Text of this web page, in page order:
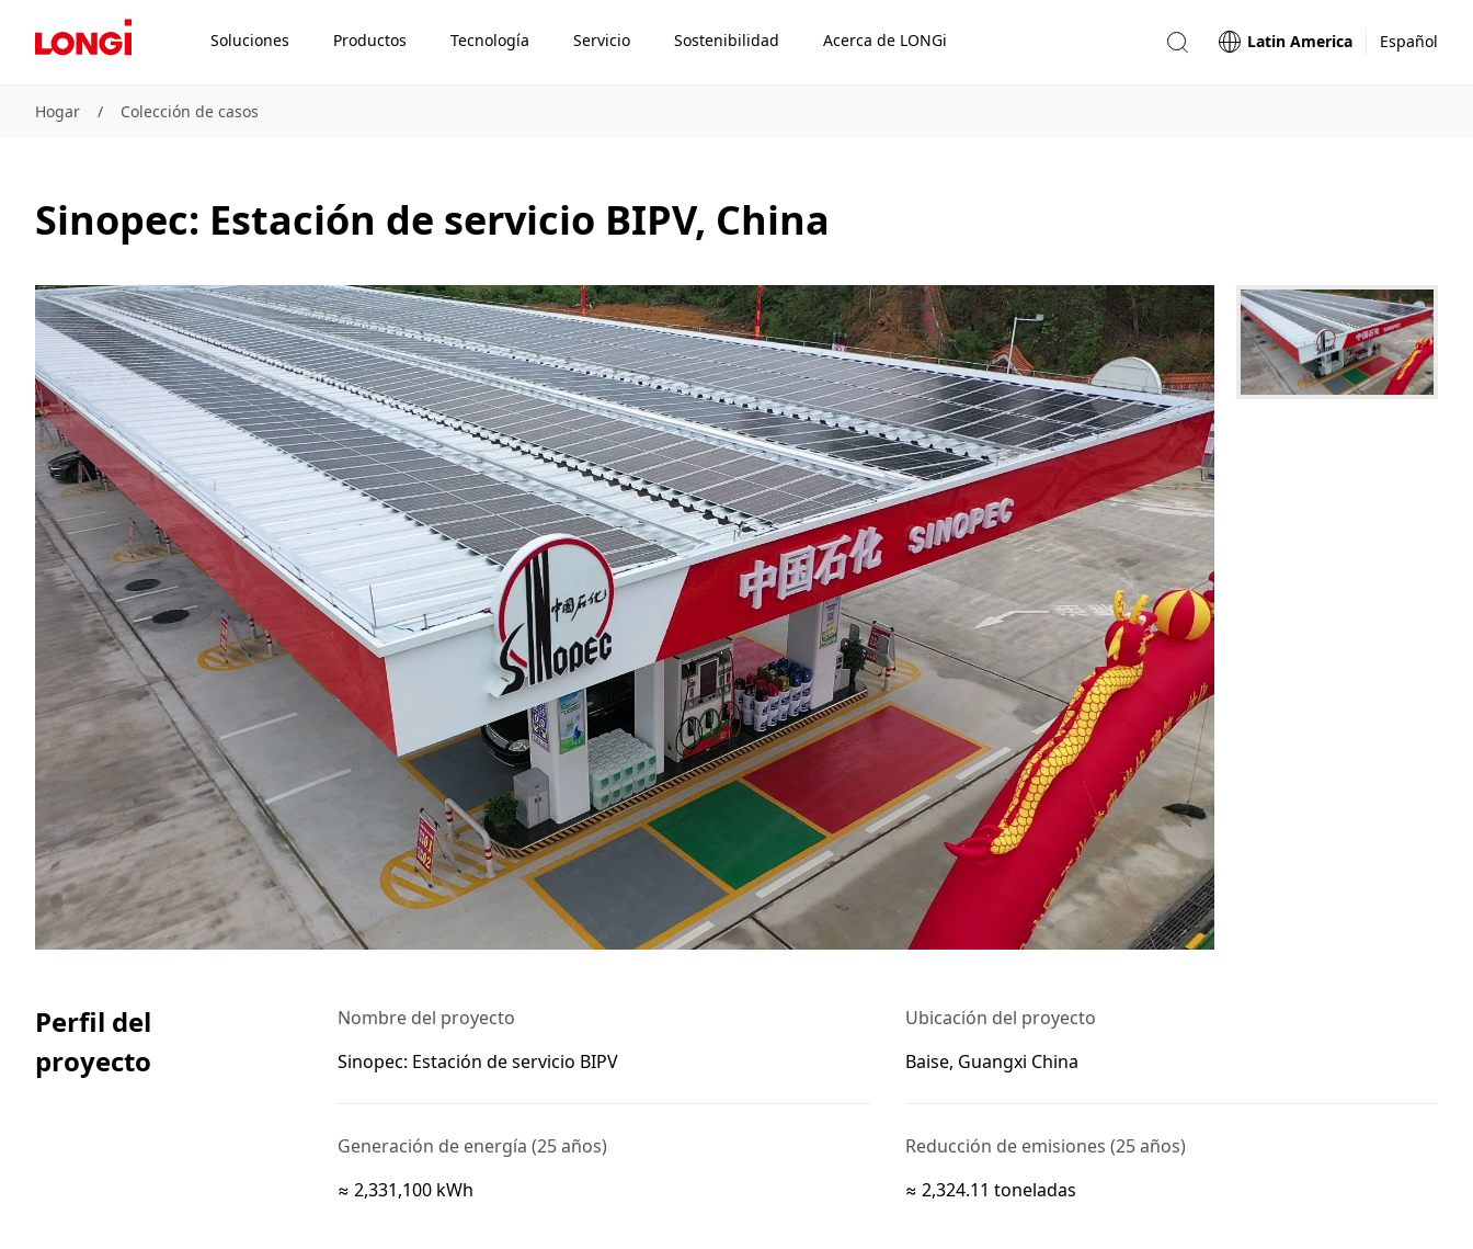
Soluciones Productos Tecnología Servicio Sostenibilidad Acerca de LONGi Latin America Español
Hogar / Colección de casos
Sinopec: Estación de servicio BIPV, China
Perfil del
proyecto
Nombre del proyecto
Sinopec: Estación de servicio BIPV
Ubicación del proyecto
Baise, Guangxi China
Generación de energía (25 años)
≈ 2,331,100 kWh
Reducción de emisiones (25 años)
≈ 2,324.11 toneladas